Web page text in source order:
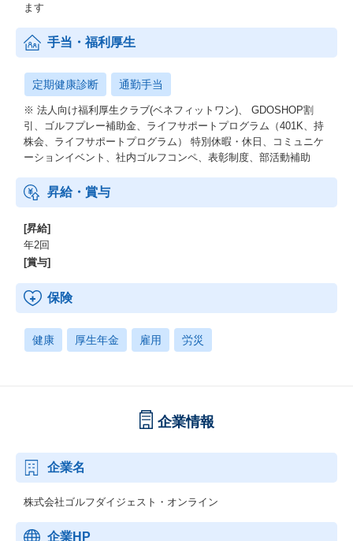
ます
手当・福利厚生
定期健康診断 通勤手当
※ 法人向け福利厚生クラブ(ベネフィットワン)、 GDOSHOP割
引、ゴルフプレー補助金、ライフサポートプログラム（401K、持
株会、ライフサポートプログラム） 特別休暇・休日、コミュニケ
ーションイベント、社内ゴルフコンペ、表彰制度、部活動補助
昇給・賞与
[昇給]
年2回
[賞与]
保険
健康 厚生年金 雇用 労災
企業情報
企業名
株式会社ゴルフダイジェスト・オンライン
企業HP